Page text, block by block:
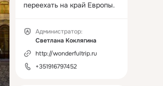
переехать на край Европы.
Администратор:
Светлана Kоклягина
http://wonderfultrip.ru
+351916797452